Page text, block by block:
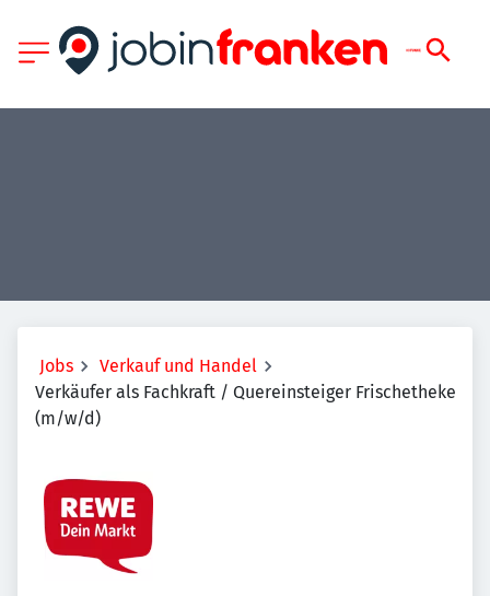
Jobs
Verkauf und Handel
Verkäufer als Fachkraft / Quereinsteiger Frischetheke
(m/w/d)